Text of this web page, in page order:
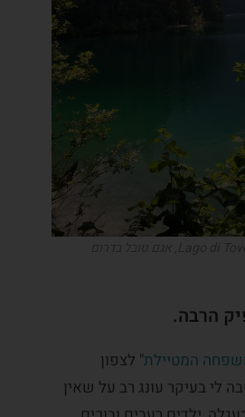
הרבה.
המטיילת" לצפון
לי בעיקר עונג רב על שאין